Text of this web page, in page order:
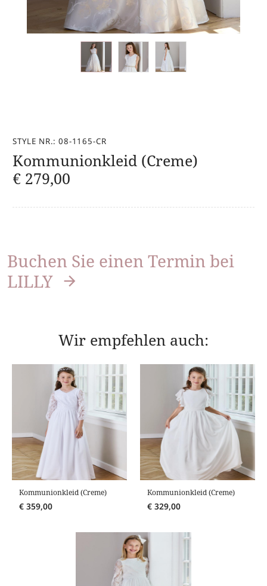
STYLE NR.: 08-1165-CR
Kommunionkleid (Creme)
€ 279,00
Buchen Sie einen Termin bei
LILLY
Wir empfehlen auch:
Kommunionkleid (Creme)
€ 359,00
Kommunionkleid (Creme)
€ 329,00